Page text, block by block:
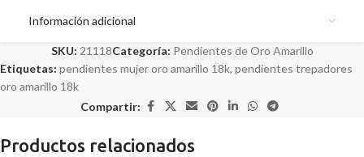
Información adicional
SKU: 21118Categoría: Pendientes de Oro Amarillo
Etiquetas: pendientes mujer oro amarillo 18k, pendientes trepadores
oro amarillo 18k
Compartir:
Productos relacionados